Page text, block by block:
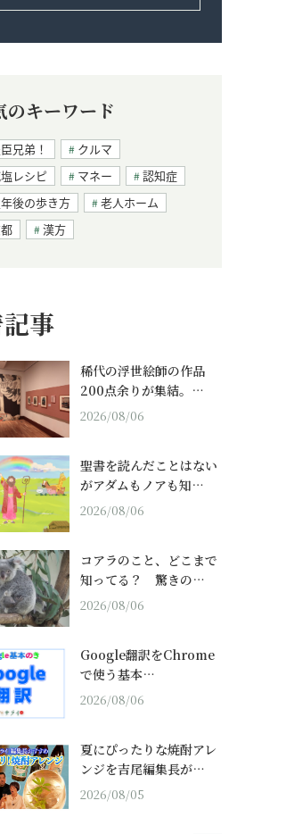
のキーワード
兄弟！
クルマ
レシピ
マネー
認知症
後の歩き方
老人ホーム
漢方
事
稀代の浮世絵師の作品
200点余りが集結。…
2026/08/06
聖書を読んだことはない
がアダムもノアも知…
2026/08/06
コアラのこと、どこまで
知ってる？ 驚きの…
2026/08/06
Google翻訳をChrome
で使う基本…
2026/08/06
夏にぴったりな焼酎アレ
ンジを吉尾編集長が…
2026/08/05